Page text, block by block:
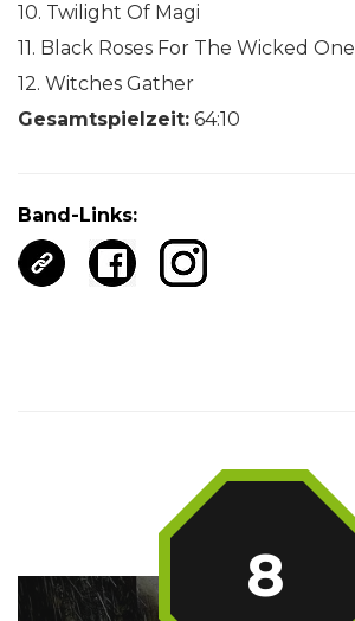
10. Twilight Of Magi
11. Black Roses For The Wicked One
12. Witches Gather
Gesamtspielzeit: 64:10
Band-Links:
8